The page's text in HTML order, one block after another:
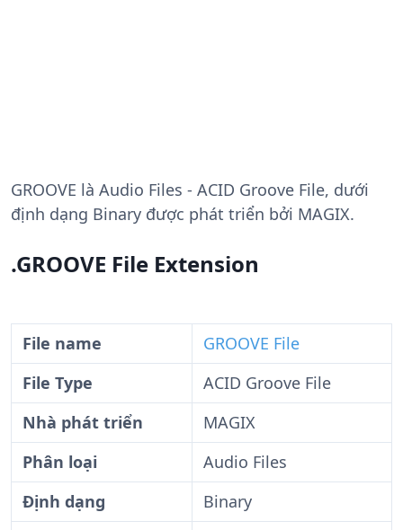
GROOVE là Audio Files - ACID Groove File, dưới
định dạng Binary được phát triển bởi MAGIX.
.GROOVE File Extension
File name
GROOVE File
File Type
ACID Groove File
Nhà phát triển
MAGIX
Phân loại
Audio Files
Định dạng
Binary